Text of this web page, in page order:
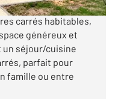
située à
carrés habitables,
généreux et
séjour/cuisine
parfait pour
famille ou entre